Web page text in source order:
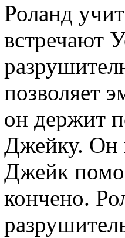
Роланд
встречают
позволяет
он держит
Джейку. Он
Джейк
кончено.